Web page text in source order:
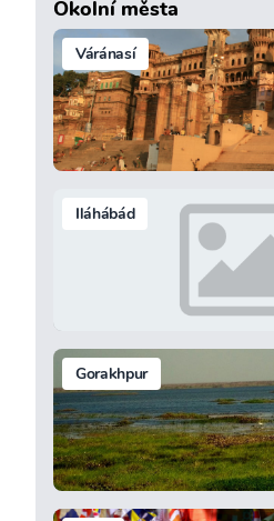
Okolní města
Váránasí
Iláhábád
Gorakhpur